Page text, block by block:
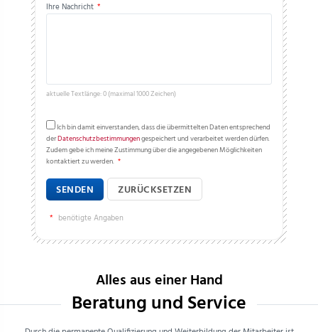
Ihre Nachricht *
aktuelle Textlänge: 0 (maximal 1000 Zeichen)
Ich bin damit einverstanden, dass die übermittelten Daten entsprechend
derDatenschutzbestimmungengespeichert und verarbeitet werden dürfen.
Zudem gebe ich meine Zustimmung über die angegebenen Möglichkeiten
kontaktiert zu werden. *
SENDEN ZURÜCKSETZEN
* benötigte Angaben
Alles aus einer Hand
Beratung und Service